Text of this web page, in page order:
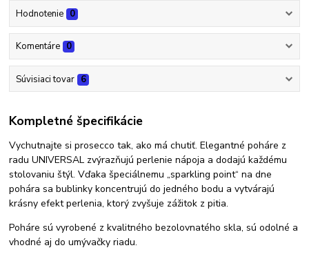
Hodnotenie 0
Komentáre 0
Súvisiaci tovar 6
Kompletné špecifikácie
Vychutnajte si prosecco tak, ako má chutiť. Elegantné poháre z
radu UNIVERSAL zvýrazňujú perlenie nápoja a dodajú každému
stolovaniu štýl. Vďaka špeciálnemu „sparkling point“ na dne
pohára sa bublinky koncentrujú do jedného bodu a vytvárajú
krásny efekt perlenia, ktorý zvyšuje zážitok z pitia.
Poháre sú vyrobené z kvalitného bezolovnatého skla, sú odolné a
vhodné aj do umývačky riadu.